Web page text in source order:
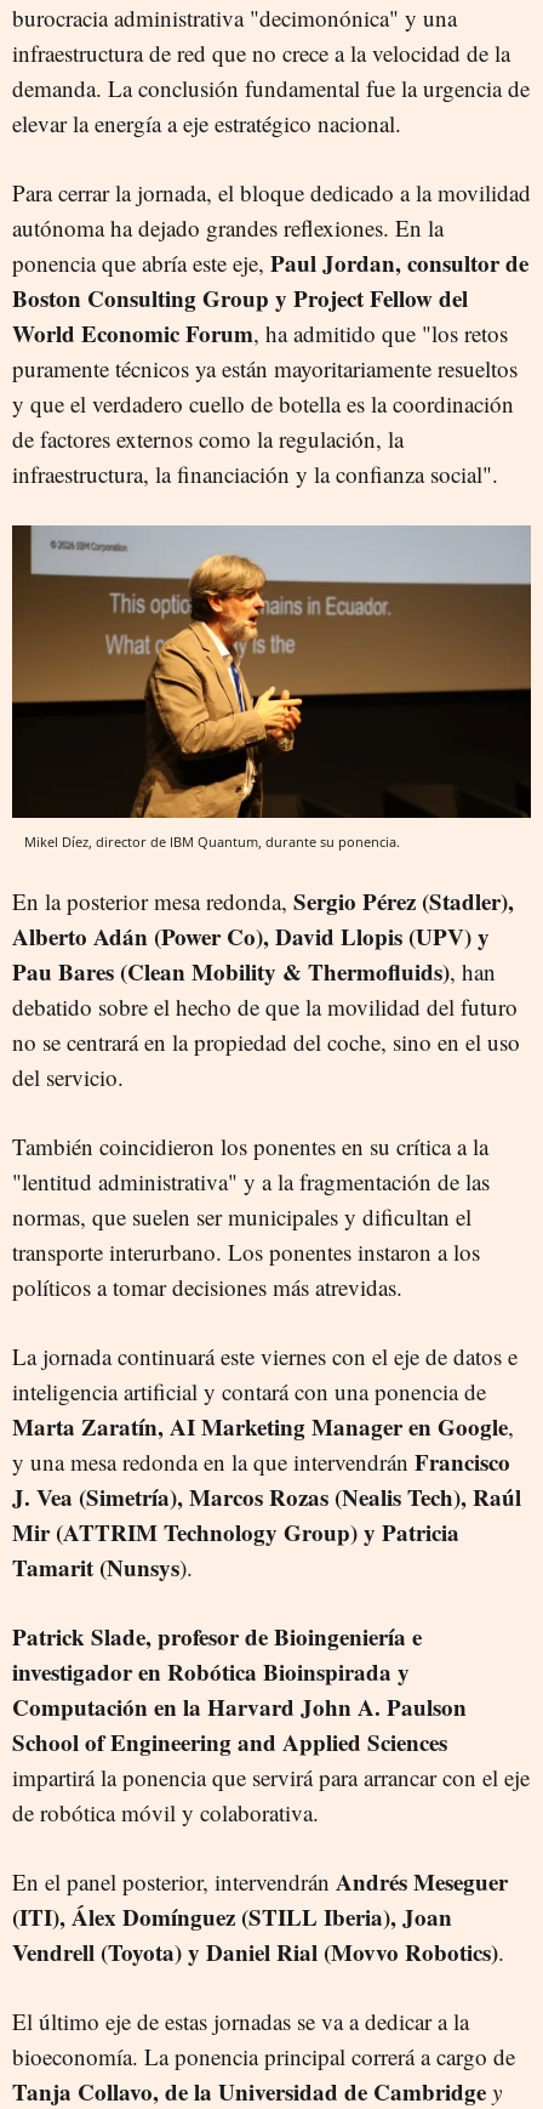
burocracia administrativa "decimonónica" y una
infraestructura de red que no crece a la velocidad de la
demanda. La conclusión fundamental fue la urgencia de
elevar la energía a eje estratégico nacional.
Para cerrar la jornada, el bloque dedicado a la movilidad
autónoma ha dejado grandes reflexiones. En la
ponencia que abría este eje, Paul Jordan, consultor de
Boston Consulting Group y Project Fellow del
World Economic Forum, ha admitido que "los retos
puramente técnicos ya están mayoritariamente resueltos
y que el verdadero cuello de botella es la coordinación
de factores externos como la regulación, la
infraestructura, la financiación y la confianza social".
Mikel Díez, director de IBM Quantum, durante su ponencia.
En la posterior mesa redonda, Sergio Pérez (Stadler),
Alberto Adán (Power Co), David Llopis (UPV) y
Pau Bares (Clean Mobility & Thermofluids), han
debatido sobre el hecho de que la movilidad del futuro
no se centrará en la propiedad del coche, sino en el uso
del servicio.
También coincidieron los ponentes en su crítica a la
"lentitud administrativa" y a la fragmentación de las
normas, que suelen ser municipales y dificultan el
transporte interurbano. Los ponentes instaron a los
políticos a tomar decisiones más atrevidas.
La jornada continuará este viernes con el eje de datos e
inteligencia artificial y contará con una ponencia de
Marta Zaratín, AI Marketing Manager en Google,
y una mesa redonda en la que intervendrán Francisco
J. Vea (Simetría), Marcos Rozas (Nealis Tech), Raúl
Mir (ATTRIM Technology Group) y Patricia
Tamarit (Nunsys).
Patrick Slade, profesor de Bioingeniería e
investigador en Robótica Bioinspirada y
Computación en la Harvard John A. Paulson
School of Engineering and Applied Sciences
impartirá la ponencia que servirá para arrancar con el eje
de robótica móvil y colaborativa.
En el panel posterior, intervendrán Andrés Meseguer
(ITI), Álex Domínguez (STILL Iberia), Joan
Vendrell (Toyota) y Daniel Rial (Movvo Robotics).
El último eje de estas jornadas se va a dedicar a la
bioeconomía. La ponencia principal correrá a cargo de
Tanja Collavo, de la Universidad de Cambridge y